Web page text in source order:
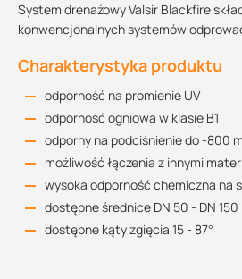
System drenażowy Valsir Blackfire
konwencjonalnych systemów
Charakterystyka produktu
odporność na promienie UV
odporność ogniowa w klasie B1
odporny na podciśnienie do -800
możliwość łączenia z innymi
wysoka odporność chemiczna na
dostępne średnice DN 50 - DN 150
dostępne kąty zgięcia 15 - 87°
pozwala osiągnąć dobre wyniki w
bardzo dobrze sprawdza się
odwadniającej i kanalizacji
jest przyjazny dla środowiska,
wewnętrzna biała warstwa
kupując ten produkt w Suez
Sprzedajemy na:
sztuki
Wielkość
opakowania:
1 sztuka
odporność na promienie UV
odporność ogniowa w klasie B1
odporny na podciśnienie do -800
możliwość łączenia z innymi
wysoka odporność chemiczna na
dostępne : D75 87°, D110 45°, D110